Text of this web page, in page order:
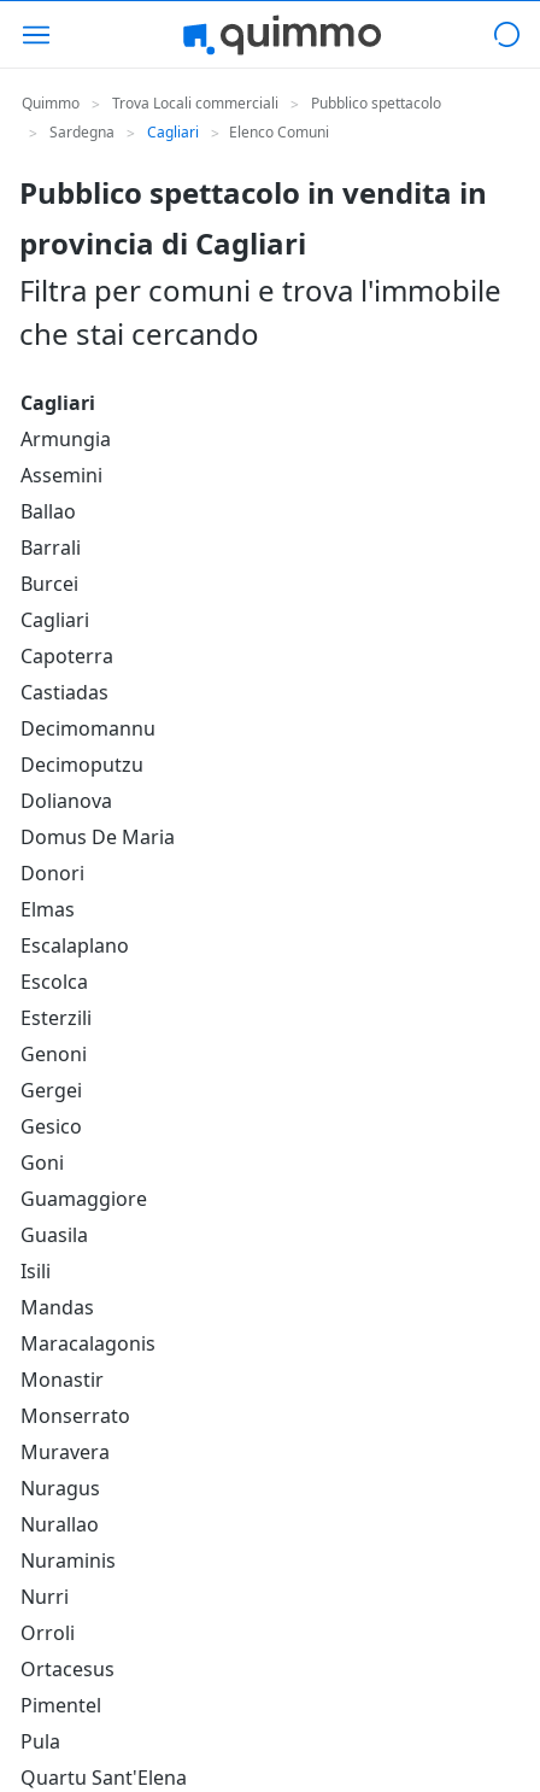
Quimmo > Trova Locali commerciali >
Pubblico spettacolo
>
Sardegna > Cagliari > Elenco Comuni
Pubblico spettacolo in vendita in
provincia di Cagliari
Filtra per comuni e trova l'immobile
che stai cercando
Cagliari
Armungia
Assemini
Ballao
Barrali
Burcei
Cagliari
Capoterra
Castiadas
Decimomannu
Decimoputzu
Dolianova
Domus De Maria
Donori
Elmas
Escalaplano
Escolca
Esterzili
Genoni
Gergei
Gesico
Goni
Guamaggiore
Guasila
Isili
Mandas
Maracalagonis
Monastir
Monserrato
Muravera
Nuragus
Nurallao
Nuraminis
Nurri
Orroli
Ortacesus
Pimentel
Pula
Quartu Sant'Elena